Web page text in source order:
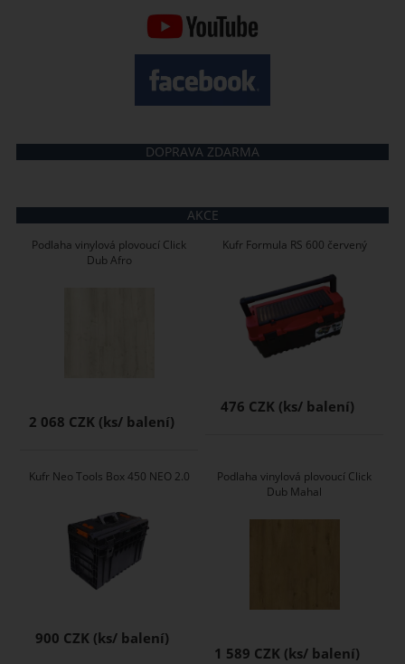
DOPRAVA ZDARMA
AKCE
Podlaha vinylová plovoucí Click
Dub Afro
2 068 CZK
Kufr Formula RS 600 červený
476 CZK
Kufr Neo Tools Box 450 NEO 2.0
900 CZK
Podlaha vinylová plovoucí Click
Dub Mahal
1 589 CZK